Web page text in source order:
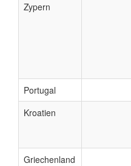
Zypern
Portugal
Kroatien
Griechenland